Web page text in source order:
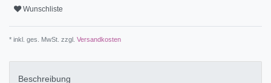
Wunschliste
* inkl. ges. MwSt. zzgl. Versandkosten
Beschreibung